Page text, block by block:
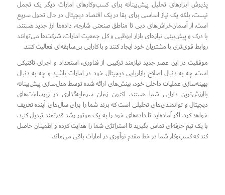
پذیرش ابزارهای تحلیل پیش‌بینانه برای کسب‌وکارهای امارات دیگر یک تجمل
نیست، بلکه یک نیاز اساسی برای بقا در یک اقتصاد دیجیتال در حال تحول سریع
است. از آسمان‌خراش‌های دبی تا مناطق صنعتی شارجه، داده‌ها ارز جدید هستند.
با درک و پیش‌بینی نیازهای بازار ابوظبی و کل جمعیت امارات، شرکت‌ها می‌توانند
روابط قوی‌تری با مشتریان خود ایجاد کنند و با کارایی بی‌سابقه‌ای فعالیت کنند.
موفقیت در این عصر جدید نیازمند ترکیبی از فناوری، استعداد و اجرای تاکتیکی
است. چه به دنبال اصلاح بازاریابی دیجیتال خود در امارات باشید و چه به دنبال
بهینه‌سازی عملیات داخلی خود، بینش‌های ارائه شده توسط مدل‌سازی پیش‌بینانه
باارزش‌ترین دارایی شما هستند. اکنون زمان سرمایه‌گذاری در زیرساخت‌های
دیجیتال و توانمندی‌های تحلیلی است که برند شما را برای سال‌های آینده تعریف
خواهد کرد. اگر آماده‌اید تا داده‌های خود را به یک موتور رشد قدرتمند تبدیل کنید،
با یک تیم حرفه‌ای تماس بگیرید تا استراتژی شما را هدایت کرده و اطمینان حاصل
کند که کسب‌وکار شما در خط مقدم نوآوری در امارات باقی می‌ماند.